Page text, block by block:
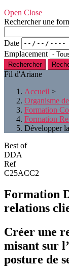
Open Close
Rechercher une
Date
Emplacement
Fil d'Ariane
Accueil >
Organisme
Formation
Formation
Développer
Best of
DDA
Ref
C25ACC2
Formation
relations
Créer une
misant sur
posture de